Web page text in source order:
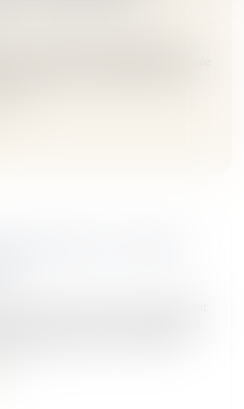
- LE PARTICULIER
sont réalisés dans les parties
autorisation de l’assemblée générale
la remise en état des lieux est
DIAGNOSTIC JUGÉ NON
premier interlocuteur du patient
de soins, peut voir sa responsabilité
pathologie a été décelée
r...